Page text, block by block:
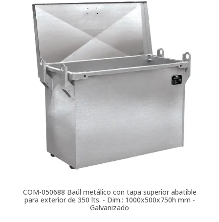
COM-050688 Baúl metálico con tapa superior abatible
para exterior de 350 lts. - Dim.: 1000x500x750h mm -
Galvanizado